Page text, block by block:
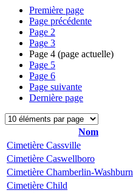
Première page
Page précédente
Page 2
Page 3
Page 4 (page actuelle)
Page 5
Page 6
Page suivante
Dernière page
Nom
Cimetière Cassville
Cimetière Caswellboro
Cimetière Chamberlin-Washburn
Cimetière Child